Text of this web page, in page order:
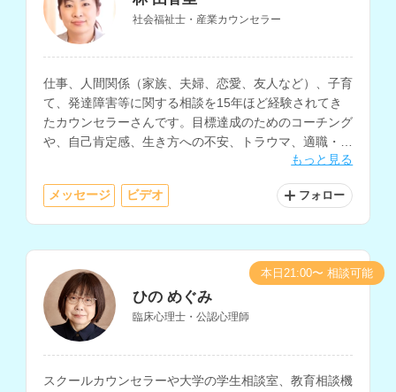
社会福祉士・産業カウンセラー
仕事、人間関係（家族、夫婦、恋愛、友人など）、子育
て、発達障害等に関する相談を15年ほど経験されてき
たカウンセラーさんです。目標達成のためのコーチング
や、自己肯定感、生き方への不安、トラウマ、適職・復
職、産前・産後などに関する相談にも対応されていま
もっと見る
メッセージ ビデオ フォロー
ひの めぐみ
臨床心理士・公認心理師
スクールカウンセラーや大学の学生相談室、教育相談機
本日21:00〜 相談可能